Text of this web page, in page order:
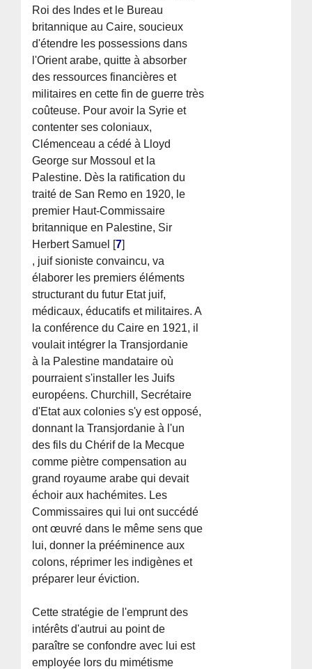
Roi des Indes et le Bureau
britannique au Caire, soucieux
d'étendre les possessions dans
l'Orient arabe, quitte à absorber
des ressources financières et
militaires en cette fin de guerre très
coûteuse. Pour avoir la Syrie et
contenter ses coloniaux,
Clémenceau a cédé à Lloyd
George sur Mossoul et la
Palestine. Dès la ratification du
traité de San Remo en 1920, le
premier Haut-Commissaire
britannique en Palestine, Sir
Herbert Samuel [7]
, juif sioniste convaincu, va
élaborer les premiers éléments
structurant du futur Etat juif,
médicaux, éducatifs et militaires. A
la conférence du Caire en 1921, il
voulait intégrer la Transjordanie
à la Palestine mandataire où
pourraient s'installer les Juifs
européens. Churchill, Secrétaire
d'Etat aux colonies s'y est opposé,
donnant la Transjordanie à l'un
des fils du Chérif de la Mecque
comme piètre compensation au
grand royaume arabe qui devait
échoir aux hachémites. Les
Commissaires qui lui ont succédé
ont œuvré dans le même sens que
lui, donner la prééminence aux
colons, réprimer les indigènes et
préparer leur éviction.
Cette stratégie de l'emprunt des
intérêts d'autrui au point de
paraître se confondre avec lui est
employée lors du mimétisme